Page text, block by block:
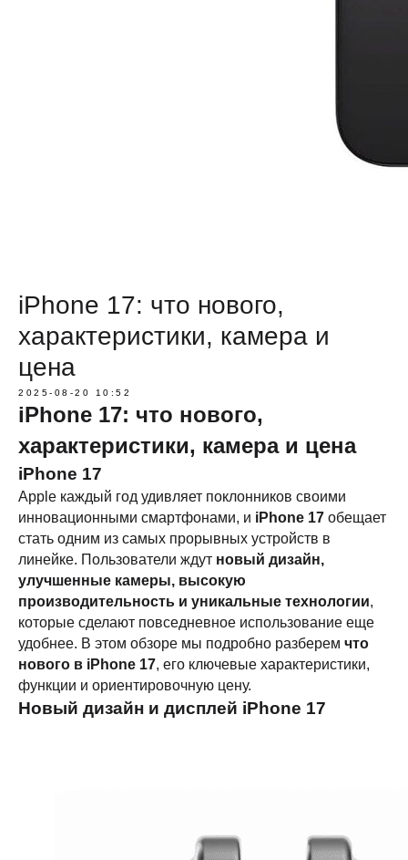
iPhone 17: что нового,
характеристики, камера и
цена
2025-08-20 10:52
iPhone 17: что нового,
характеристики, камера и цена
iPhone 17
Apple каждый год удивляет поклонников своими
инновационными смартфонами, и iPhone 17 обещает
стать одним из самых прорывных устройств в
линейке. Пользователи ждут новый дизайн,
улучшенные камеры, высокую
производительность и уникальные технологии,
которые сделают повседневное использование еще
удобнее. В этом обзоре мы подробно разберем что
нового в iPhone 17, его ключевые характеристики,
функции и ориентировочную цену.
Новый дизайн и дисплей iPhone 17